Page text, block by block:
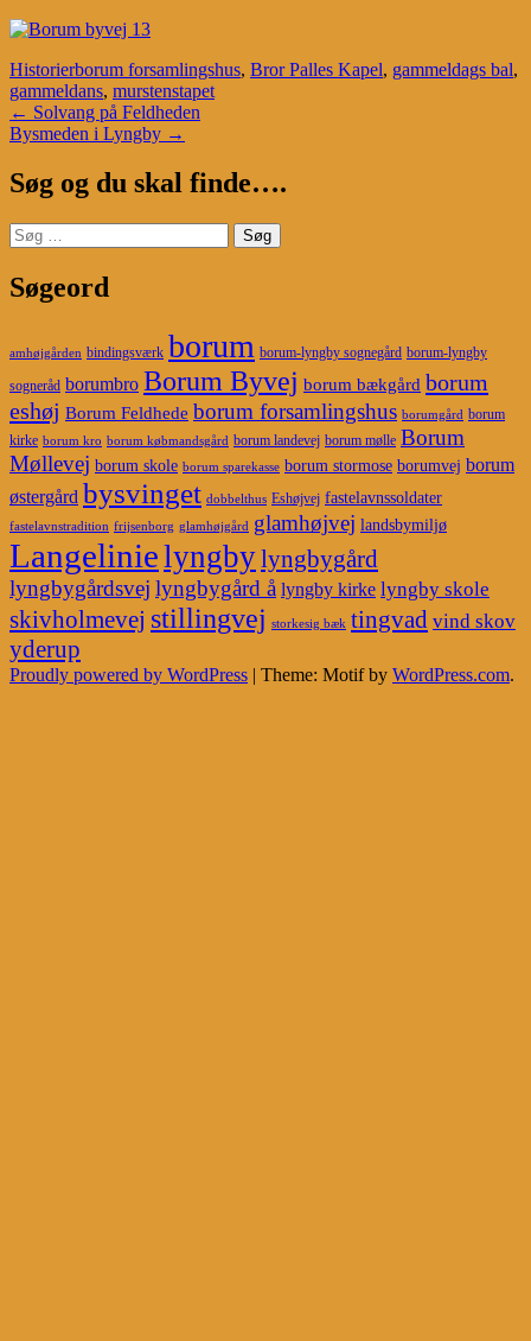
Historierborum forsamlingshus, Bror Palles Kapel, gammeldags bal,
gammeldans, murstenstapet
Post
navigation
← Solvang på Feldheden
Bysmeden i Lyngby →
Søg og du skal finde….
Søg
efter:
Søgeord
amhøjgården bindingsværk borum borum-lyngby sognegård borum-lyngby
sogneråd borumbro Borum Byvej borum bækgård borum
eshøj Borum Feldhede borum forsamlingshus borumgård borum
kirke borum kro borum købmandsgård borum landevej borum mølle Borum
Møllevej borum skole borum sparekasse borum stormose borumvej borum
østergård bysvinget dobbelthus Eshøjvej fastelavnssoldater
fastelavnstradition frijsenborg glamhøjgård glamhøjvej landsbymiljø
Langelinielyngbylyngbygård
lyngbygårdsvej lyngbygård å lyngby kirke lyngby skole
skivholmevej stillingvej storkesig bæk tingvad vind skov
yderup
Proudly powered by WordPress | Theme: Motif by WordPress.com.